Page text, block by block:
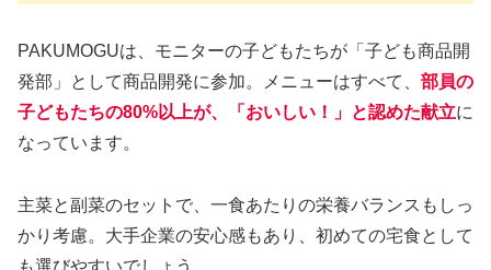
PAKUMOGUは、モニターの子どもたちが「子ども商品開
発部」として商品開発に参加。メニューはすべて、 部員の
子どもたちの80%以上が、「おいしい！」と認めた献立に
なっています。
主菜と副菜のセットで、一食あたりの栄養バランスもしっ
かり考慮。大手企業の安心感もあり、初めての宅食として
も選びやすいでしょう。